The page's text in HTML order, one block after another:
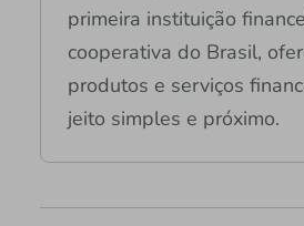
primeira instituição
cooperativa do Brasil,
produtos e serviços
jeito simples e próximo.